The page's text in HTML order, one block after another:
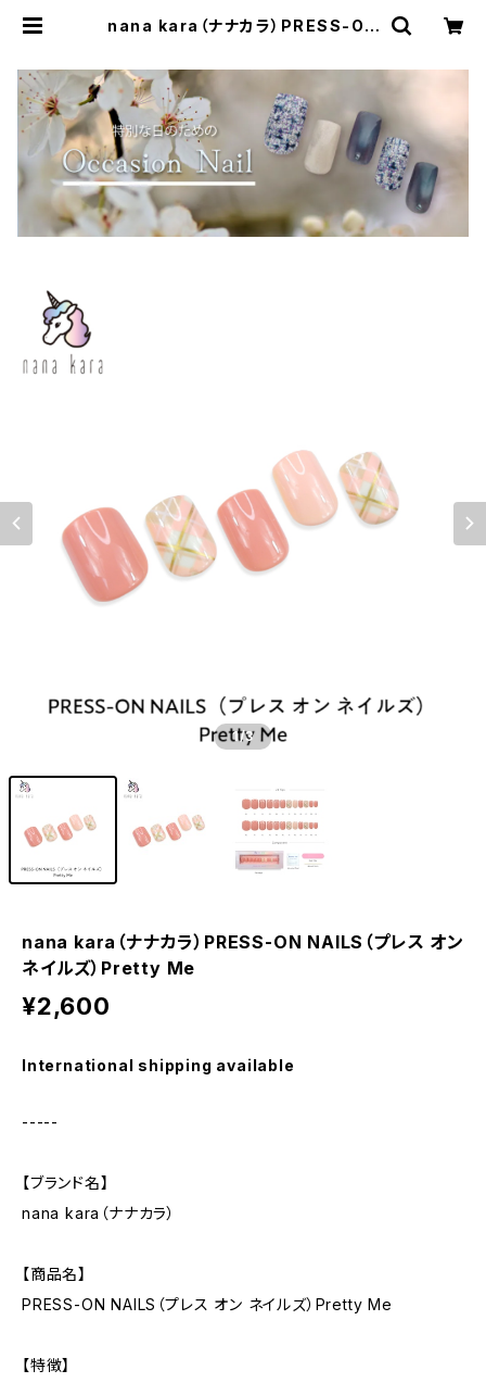
nana kara（ナナカラ）PRESS-ON
1/3
nana kara（ナナカラ）PRESS-ON NAILS（プレス オン
ネイルズ）Pretty Me
¥2,600
International shipping available
-----
【ブランド名】
nana kara（ナナカラ）
【商品名】
PRESS-ON NAILS（プレス オン ネイルズ）Pretty Me
【特徴】